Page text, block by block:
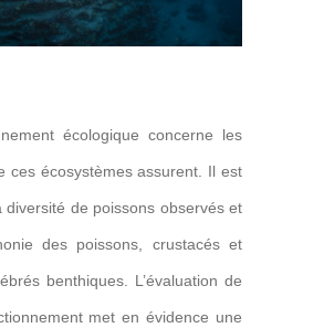
écologique concerne les
ces écosystèmes assurent. Il est
diversité de poissons observés et
des poissons, crustacés et
benthiques . L’évaluation de
met en évidence une